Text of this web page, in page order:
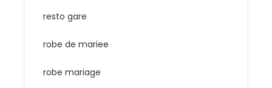
resto gare
robe de mariee
robe mariage